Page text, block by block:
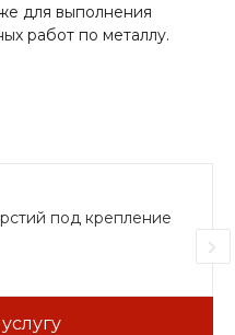
для выполнения
работ по металлу.
под крепление